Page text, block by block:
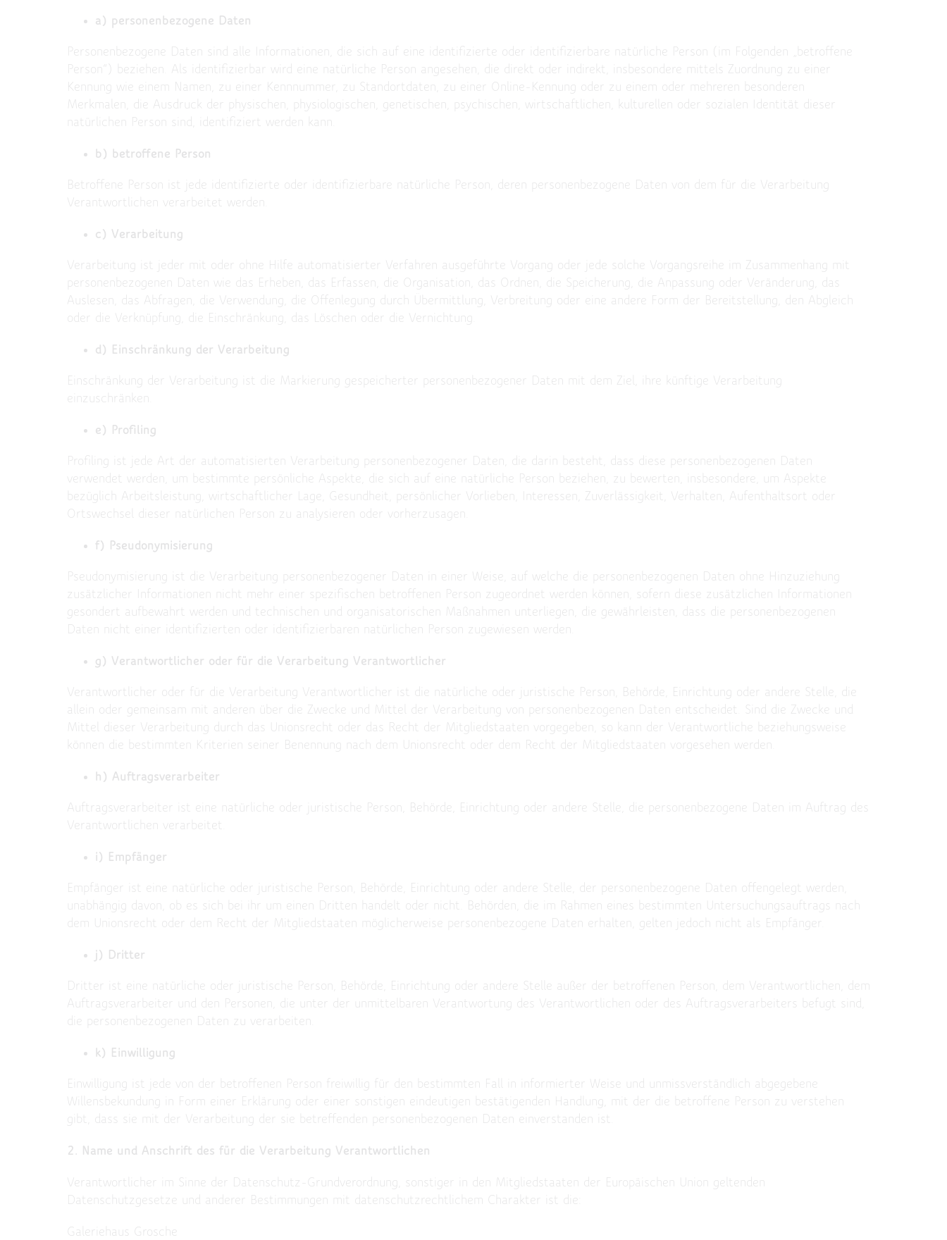
a) personenbezogene Daten
Personenbezogene Daten sind alle Informationen, die sich auf eine identifizierte oder identifizierbare natürliche Person (im Folgenden „betroffene
Person“) beziehen. Als identifizierbar wird eine natürliche Person angesehen, die direkt oder indirekt, insbesondere mittels Zuordnung zu einer
Kennung wie einem Namen, zu einer Kennnummer, zu Standortdaten, zu einer Online-Kennung oder zu einem oder mehreren besonderen
Merkmalen, die Ausdruck der physischen, physiologischen, genetischen, psychischen, wirtschaftlichen, kulturellen oder sozialen Identität dieser
natürlichen Person sind, identifiziert werden kann.
b) betroffene Person
Betroffene Person ist jede identifizierte oder identifizierbare natürliche Person, deren personenbezogene Daten von dem für die Verarbeitung
Verantwortlichen verarbeitet werden.
c) Verarbeitung
Verarbeitung ist jeder mit oder ohne Hilfe automatisierter Verfahren ausgeführte Vorgang oder jede solche Vorgangsreihe im Zusammenhang mit
personenbezogenen Daten wie das Erheben, das Erfassen, die Organisation, das Ordnen, die Speicherung, die Anpassung oder Veränderung, das
Auslesen, das Abfragen, die Verwendung, die Offenlegung durch Übermittlung, Verbreitung oder eine andere Form der Bereitstellung, den Abgleich
oder die Verknüpfung, die Einschränkung, das Löschen oder die Vernichtung.
d) Einschränkung der Verarbeitung
Einschränkung der Verarbeitung ist die Markierung gespeicherter personenbezogener Daten mit dem Ziel, ihre künftige Verarbeitung
einzuschränken.
e) Profiling
Profiling ist jede Art der automatisierten Verarbeitung personenbezogener Daten, die darin besteht, dass diese personenbezogenen Daten
verwendet werden, um bestimmte persönliche Aspekte, die sich auf eine natürliche Person beziehen, zu bewerten, insbesondere, um Aspekte
bezüglich Arbeitsleistung, wirtschaftlicher Lage, Gesundheit, persönlicher Vorlieben, Interessen, Zuverlässigkeit, Verhalten, Aufenthaltsort oder
Ortswechsel dieser natürlichen Person zu analysieren oder vorherzusagen.
f) Pseudonymisierung
Pseudonymisierung ist die Verarbeitung personenbezogener Daten in einer Weise, auf welche die personenbezogenen Daten ohne Hinzuziehung
zusätzlicher Informationen nicht mehr einer spezifischen betroffenen Person zugeordnet werden können, sofern diese zusätzlichen Informationen
gesondert aufbewahrt werden und technischen und organisatorischen Maßnahmen unterliegen, die gewährleisten, dass die personenbezogenen
Daten nicht einer identifizierten oder identifizierbaren natürlichen Person zugewiesen werden.
g) Verantwortlicher oder für die Verarbeitung Verantwortlicher
Verantwortlicher oder für die Verarbeitung Verantwortlicher ist die natürliche oder juristische Person, Behörde, Einrichtung oder andere Stelle, die
allein oder gemeinsam mit anderen über die Zwecke und Mittel der Verarbeitung von personenbezogenen Daten entscheidet. Sind die Zwecke und
Mittel dieser Verarbeitung durch das Unionsrecht oder das Recht der Mitgliedstaaten vorgegeben, so kann der Verantwortliche beziehungsweise
können die bestimmten Kriterien seiner Benennung nach dem Unionsrecht oder dem Recht der Mitgliedstaaten vorgesehen werden.
h) Auftragsverarbeiter
Auftragsverarbeiter ist eine natürliche oder juristische Person, Behörde, Einrichtung oder andere Stelle, die personenbezogene Daten im Auftrag des
Verantwortlichen verarbeitet.
i) Empfänger
Empfänger ist eine natürliche oder juristische Person, Behörde, Einrichtung oder andere Stelle, der personenbezogene Daten offengelegt werden,
unabhängig davon, ob es sich bei ihr um einen Dritten handelt oder nicht. Behörden, die im Rahmen eines bestimmten Untersuchungsauftrags nach
dem Unionsrecht oder dem Recht der Mitgliedstaaten möglicherweise personenbezogene Daten erhalten, gelten jedoch nicht als Empfänger.
j) Dritter
Dritter ist eine natürliche oder juristische Person, Behörde, Einrichtung oder andere Stelle außer der betroffenen Person, dem Verantwortlichen, dem
Auftragsverarbeiter und den Personen, die unter der unmittelbaren Verantwortung des Verantwortlichen oder des Auftragsverarbeiters befugt sind,
die personenbezogenen Daten zu verarbeiten.
k) Einwilligung
Einwilligung ist jede von der betroffenen Person freiwillig für den bestimmten Fall in informierter Weise und unmissverständlich abgegebene
Willensbekundung in Form einer Erklärung oder einer sonstigen eindeutigen bestätigenden Handlung, mit der die betroffene Person zu verstehen
gibt, dass sie mit der Verarbeitung der sie betreffenden personenbezogenen Daten einverstanden ist.
2. Name und Anschrift des für die Verarbeitung Verantwortlichen
Verantwortlicher im Sinne der Datenschutz-Grundverordnung, sonstiger in den Mitgliedstaaten der Europäischen Union geltenden
Datenschutzgesetze und anderer Bestimmungen mit datenschutzrechtlichem Charakter ist die:
Galeriehaus Grosche